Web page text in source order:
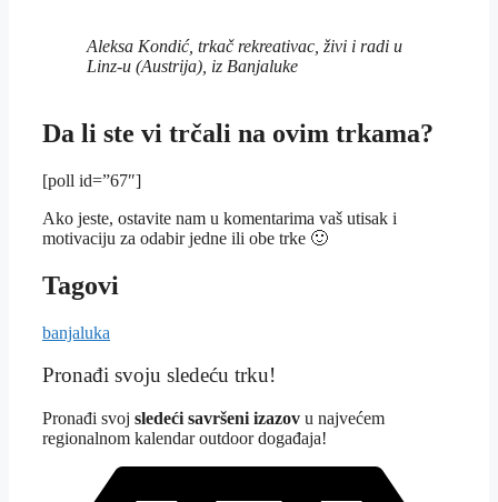
Aleksa Kondić, trkač rekreativac, živi i radi u
Linz-u (Austrija), iz Banjaluke
Da li ste vi trčali na ovim trkama?
[poll id=”67″]
Ako jeste, ostavite nam u komentarima vaš utisak i
motivaciju za odabir jedne ili obe trke 🙂
Tagovi
banjaluka
Pronađi svoju sledeću trku!
Pronađi svoj sledeći savršeni izazov u najvećem
regionalnom kalendar outdoor događaja!